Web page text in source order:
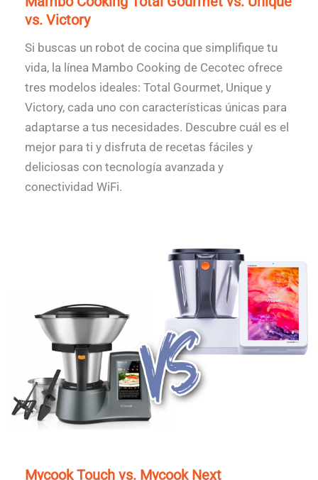
vs. Victory
Si buscas un robot de cocina que simplifique tu
vida, la línea Mambo Cooking de Cecotec ofrece
tres modelos ideales: Total Gourmet, Unique y
Victory, cada uno con características únicas para
adaptarse a tus necesidades. Descubre cuál es el
mejor para ti y disfruta de recetas fáciles y
deliciosas con tecnología avanzada y
conectividad WiFi.
Mycook Touch vs. Mycook Next